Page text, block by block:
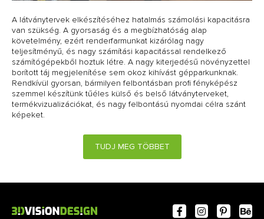
A látványtervek elkészítéséhez hatalmás számolási kapacitásra
van szükség. A gyorsaság és a megbízhatóság alap
követelmény, ezért renderfarmunkat kizárólag nagy
teljesítményű, és nagy számítási kapacitással rendelkező
számítógépekből hoztuk létre. A nagy kiterjedésű növényzettel
borított táj megjelenítése sem okoz kihívást gépparkunknak.
Rendkívül gyorsan, bármilyen felbontásban profi fényképész
szemmel készítünk tűéles külső és belső látványterveket,
termékvizualizációkat, és nagy felbontású nyomdai célra szánt
képeket.
TUDJ MEG TÖBBET